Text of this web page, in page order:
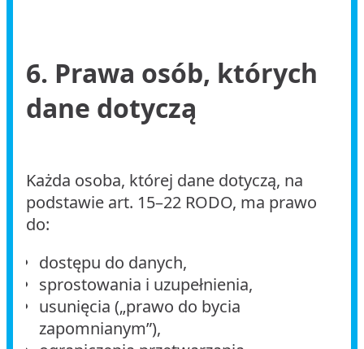
6. Prawa osób, których
dane dotyczą
Każda osoba, której dane dotyczą, na
podstawie art. 15–22 RODO, ma prawo
do:
dostępu do danych,
sprostowania i uzupełnienia,
usunięcia („prawo do bycia
zapomnianym”),